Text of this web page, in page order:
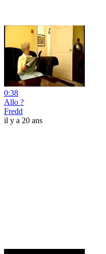
0:38
Allo ?
Fredd
il y a 20 ans